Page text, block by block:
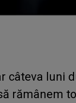
câteva luni
rămânem